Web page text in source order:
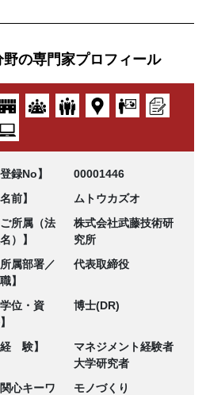
の専門家プロフィール
登録No】
00001446
名前】
ムトウカズオ
ご所属（法
）】
株式会社武藤技術研
究所
所属部署／
】
代表取締役
学位・資
博士(DR)
経 験】
マネジメント経験者
大学研究者
関心キーワ
モノづくり